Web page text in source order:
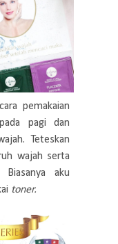
pemakaian
pagi dan
Teteskan
wajah serta
aku
toner.